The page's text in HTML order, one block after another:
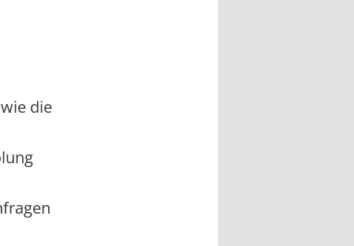
die